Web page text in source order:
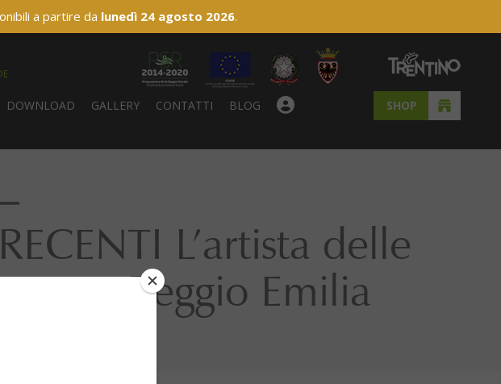
SHOP
DOWNLOAD GALLERY CONTATTI BLOG
L’artista delle
a Reggio Emilia
a partire da lunedì 24 agosto 2026.